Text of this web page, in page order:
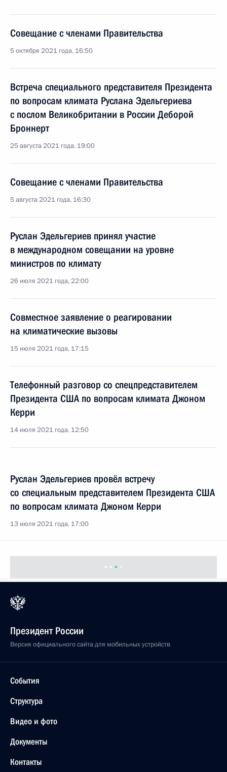
Совещание с членами Правительства
5 октября 2021 года, 16:50
Встреча специального представителя Президента
по вопросам климата Руслана Эдельгериева
с послом Великобритании в России Деборой
Броннерт
25 августа 2021 года, 19:00
Совещание с членами Правительства
5 августа 2021 года, 16:30
Руслан Эдельгериев принял участие
в международном совещании на уровне
министров по климату
26 июля 2021 года, 22:00
Совместное заявление о реагировании
на климатические вызовы
15 июля 2021 года, 17:15
Телефонный разговор со спецпредставителем
Президента США по вопросам климата Джоном
Керри
14 июля 2021 года, 12:50
Руслан Эдельгериев провёл встречу
со специальным представителем Президента США
по вопросам климата Джоном Керри
13 июля 2021 года, 17:00
Президент России
Версия официального сайта для мобильных устройств
События
Структура
Видео и фото
Документы
Контакты